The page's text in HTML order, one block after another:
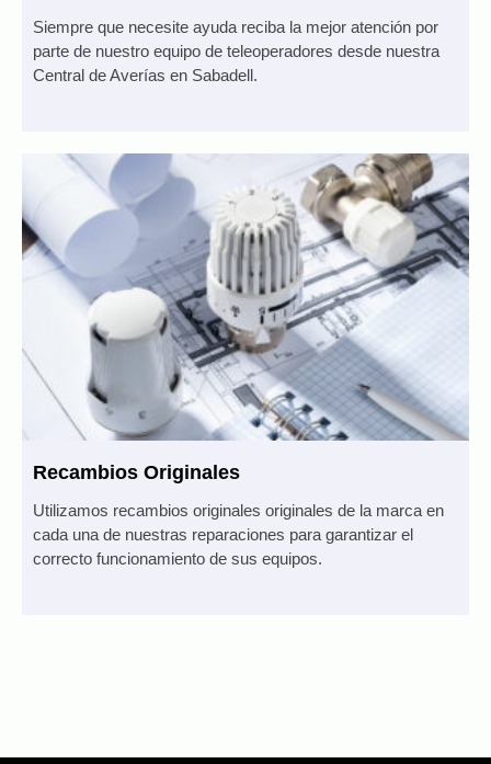
Siempre que necesite ayuda reciba la mejor atención por
parte de nuestro equipo de teleoperadores desde nuestra
Central de Averías en Sabadell.
Recambios Originales
Utilizamos recambios originales originales de la marca en
cada una de nuestras reparaciones para garantizar el
correcto funcionamiento de sus equipos.